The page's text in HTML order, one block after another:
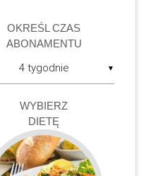
OKREŚL CZAS
ABONAMENTU
▼
WYBIERZ
DIETĘ